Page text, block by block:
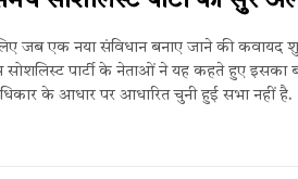
जब एक नया संविधान बनाए जाने की कवायद
सोशलिस्ट पार्टी के नेताओं ने यह कहते हुए इसका
के आधार पर आधारित चुनी हुई सभा नहीं है.